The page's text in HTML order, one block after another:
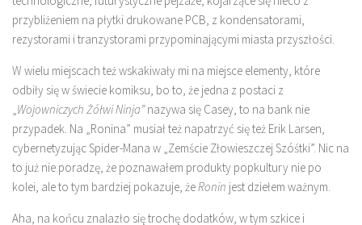
przybliżeniem na płytki drukowane PCB, z kondensatorami,
rezystorami i tranzystorami przypominającymi miasta przyszłości.
W wielu miejscach też wskakiwały mi na miejsce elementy, które
odbiły się w świecie komiksu, bo to, że jedna z postaci z
Wojowniczych Żółwi Ninja”nazywa się Casey, to na bank nie
przypadek. Na „Ronina” musiał też napatrzyć się też Erik Larsen,
cybernetyzując Spider-Mana w „Zemście Złowieszczej Szóśtki”. Nic na
to już nie poradzę, że poznawałem produkty popkultury nie po
kolei, ale to tym bardziej pokazuje, żeRonin jest dziełem ważnym.
Aha, na końcu znalazło się trochę dodatków, w tym szkice i